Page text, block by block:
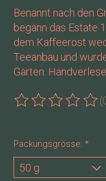
Benannt nach den
begann das Estate
dem Kaffeerost
Teeanbau und
Garten.
Die Bewertung
Packungsgrösse: *